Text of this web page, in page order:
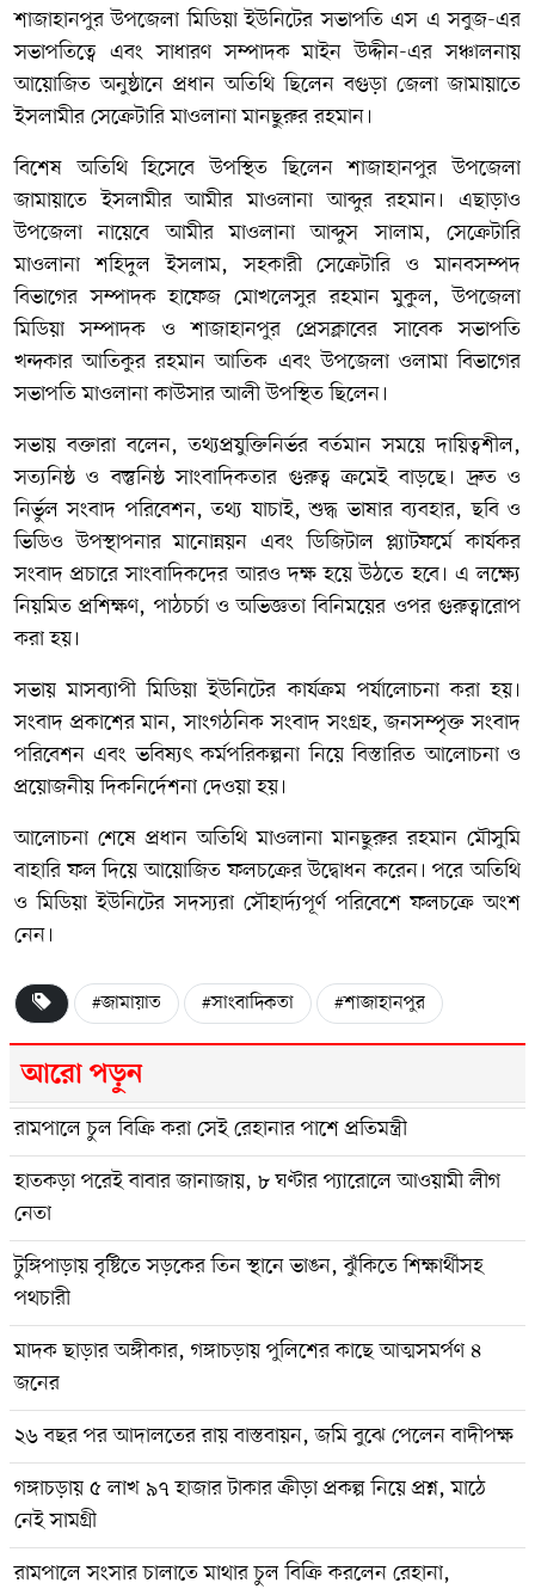
শাজাহানপুর উপজেলা মিডিয়া ইউনিটের সভাপতি এস এ সবুজ-এর
সভাপতিত্বে এবং সাধারণ সম্পাদক মাইন উদ্দীন-এর সঞ্চালনায়
আয়োজিত অনুষ্ঠানে প্রধান অতিথি ছিলেন বগুড়া জেলা জামায়াতে
ইসলামীর সেক্রেটারি মাওলানা মানছুরুর রহমান।
বিশেষ অতিথি হিসেবে উপস্থিত ছিলেন শাজাহানপুর উপজেলা
জামায়াতে ইসলামীর আমীর মাওলানা আব্দুর রহমান। এছাড়াও
উপজেলা নায়েবে আমীর মাওলানা আব্দুস সালাম, সেক্রেটারি
মাওলানা শহিদুল ইসলাম, সহকারী সেক্রেটারি ও মানবসম্পদ
বিভাগের সম্পাদক হাফেজ মোখলেসুর রহমান মুকুল, উপজেলা
মিডিয়া সম্পাদক ও শাজাহানপুর প্রেসক্লাবের সাবেক সভাপতি
খন্দকার আতিকুর রহমান আতিক এবং উপজেলা ওলামা বিভাগের
সভাপতি মাওলানা কাউসার আলী উপস্থিত ছিলেন।
সভায় বক্তারা বলেন, তথ্যপ্রযুক্তিনির্ভর বর্তমান সময়ে দায়িত্বশীল,
সত্যনিষ্ঠ ও বস্তুনিষ্ঠ সাংবাদিকতার গুরুত্ব ক্রমেই বাড়ছে। দ্রুত ও
নির্ভুল সংবাদ পরিবেশন, তথ্য যাচাই, শুদ্ধ ভাষার ব্যবহার, ছবি ও
ভিডিও উপস্থাপনার মানোন্নয়ন এবং ডিজিটাল প্ল্যাটফর্মে কার্যকর
সংবাদ প্রচারে সাংবাদিকদের আরও দক্ষ হয়ে উঠতে হবে। এ লক্ষ্যে
নিয়মিত প্রশিক্ষণ, পাঠচর্চা ও অভিজ্ঞতা বিনিময়ের ওপর গুরুত্বারোপ
করা হয়।
সভায় মাসব্যাপী মিডিয়া ইউনিটের কার্যক্রম পর্যালোচনা করা হয়।
সংবাদ প্রকাশের মান, সাংগঠনিক সংবাদ সংগ্রহ, জনসম্পৃক্ত সংবাদ
পরিবেশন এবং ভবিষ্যৎ কর্মপরিকল্পনা নিয়ে বিস্তারিত আলোচনা ও
প্রয়োজনীয় দিকনির্দেশনা দেওয়া হয়।
আলোচনা শেষে প্রধান অতিথি মাওলানা মানছুরুর রহমান মৌসুমি
বাহারি ফল দিয়ে আয়োজিত ফলচক্রের উদ্বোধন করেন। পরে অতিথি
ও মিডিয়া ইউনিটের সদস্যরা সৌহার্দ্যপূর্ণ পরিবেশে ফলচক্রে অংশ
নেন।
#জামায়াত #সাংবাদিকতা #শাজাহানপুর
আরো পড়ুন
রামপালে চুল বিক্রি করা সেই রেহানার পাশে প্রতিমন্ত্রী
হাতকড়া পরেই বাবার জানাজায়, ৮ ঘণ্টার প্যারোলে আওয়ামী লীগ
নেতা
টুঙ্গিপাড়ায় বৃষ্টিতে সড়কের তিন স্থানে ভাঙন, ঝুঁকিতে শিক্ষার্থীসহ
পথচারী
মাদক ছাড়ার অঙ্গীকার, গঙ্গাচড়ায় পুলিশের কাছে আত্মসমর্পণ ৪
জনের
২৬ বছর পর আদালতের রায় বাস্তবায়ন, জমি বুঝে পেলেন বাদীপক্ষ
গঙ্গাচড়ায় ৫ লাখ ৯৭ হাজার টাকার ক্রীড়া প্রকল্প নিয়ে প্রশ্ন, মাঠে
নেই সামগ্রী
রামপালে সংসার চালাতে মাথার চুল বিক্রি করলেন রেহানা,